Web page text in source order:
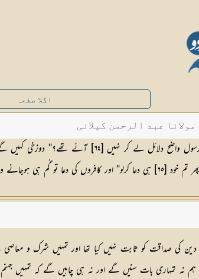
اگلا صفحہ
عبد الرحمن کیلانی
واضح دلائل لے کر نہیں [٦٤] آئے تھے؟'' دوزخی کہیں
تم خود [٦٥] ہی دعا کرلو'' اور کافروں کی دعا تو گُم ہی ہوجانے
کی صداقت کو ثابت نہیں کیا تھا اور تمہیں شرک و معاصی
نہ تمہاری بات سنیں گے اور نہ ہی چاہیں گے کہ تمہیں